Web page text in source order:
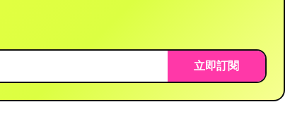
立即訂閱